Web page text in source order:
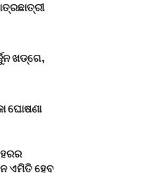
ଖଡ୍‌ଗେ,
ଘୋଷଣା
ଏମିତି ହେବ